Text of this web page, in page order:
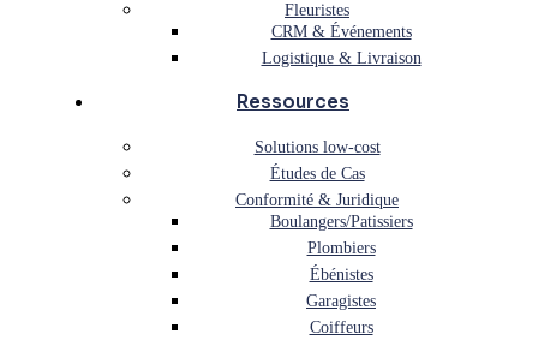
Fleuristes
CRM & Événements
Logistique & Livraison
Ressources
Solutions low-cost
Études de Cas
Conformité & Juridique
Boulangers/Patissiers
Plombiers
Ébénistes
Garagistes
Coiffeurs